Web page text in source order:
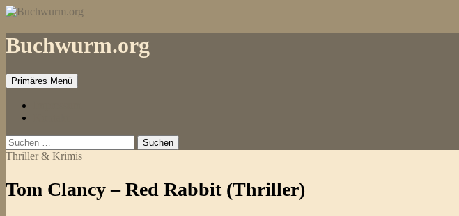
Zum
springen
Buchwurm.org
Primäres Menü
Suchen
nach:
Thriller & Krimis
Tom Clancy – Red Rabbit (Thriller)